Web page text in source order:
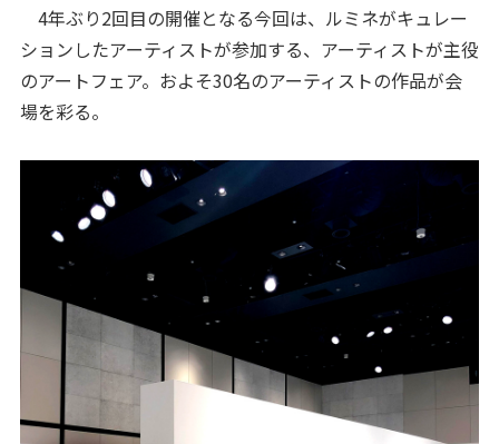
4年ぶり2回目の開催となる今回は、ルミネがキュレー
ションしたアーティストが参加する、アーティストが主役
のアートフェア。およそ30名のアーティストの作品が会
場を彩る。